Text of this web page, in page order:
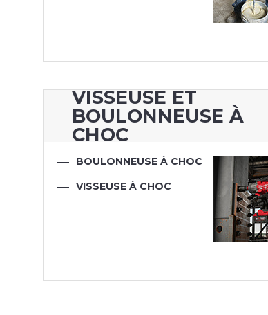
VISSEUSE ET
BOULONNEUSE À
CHOC
BOULONNEUSE À CHOC
VISSEUSE À CHOC